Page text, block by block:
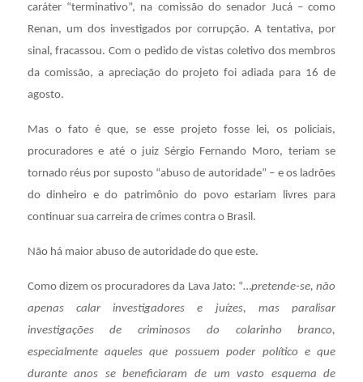
caráter “terminativo”, na comissão do senador Jucá – como
Renan, um dos investigados por corrupção. A tentativa, por
sinal, fracassou. Com o pedido de vistas coletivo dos membros
da comissão, a apreciação do projeto foi adiada para 16 de
agosto.
Mas o fato é que, se esse projeto fosse lei, os policiais,
procuradores e até o juiz Sérgio Fernando Moro, teriam se
tornado réus por suposto “abuso de autoridade” – e os ladrões
do dinheiro e do patrimônio do povo estariam livres para
continuar sua carreira de crimes contra o Brasil.
Não há maior abuso de autoridade do que este.
Como dizem os procuradores da Lava Jato: “…pretende-se, não
apenas calar investigadores e juízes, mas paralisar
investigações de criminosos do colarinho branco,
especialmente aqueles que possuem poder político e que
durante anos se beneficiaram de um vasto esquema de